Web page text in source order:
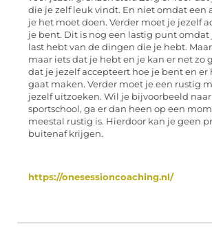
die je zelf leuk vindt. En niet omdat een
je het moet doen. Verder moet je jezelf
je bent. Dit is nog een lastig punt
last hebt van de dingen die je hebt.
maar iets dat je hebt en je kan er net zo
dat je jezelf accepteert hoe je bent en er
gaat maken. Verder moet je een rustig
jezelf uitzoeken. Wil je bijvoorbeeld
sportschool, ga er dan heen op een
meestal rustig is. Hierdoor kan je geen
buitenaf krijgen.
https://onesessioncoaching.nl/